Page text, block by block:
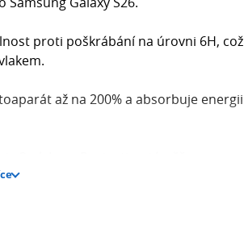
proti poškrábání na úrovni 6H, což
až na 200% a absorbuje energii